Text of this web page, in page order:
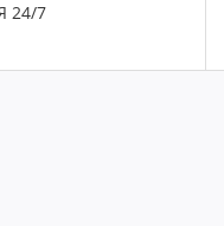
24/7